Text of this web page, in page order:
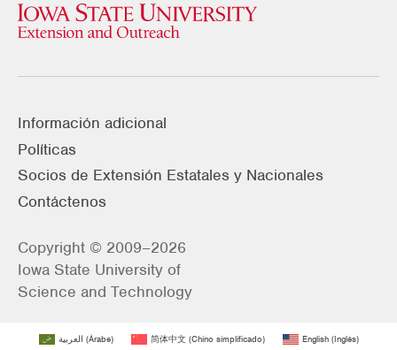
Información adicional
Políticas
Socios de Extensión Estatales y Nacionales
Contáctenos
Copyright © 2009–2026
Iowa State University of
Science and Technology
العربية (Árabe) 简体中文(Chino simplificado) English(Inglés)